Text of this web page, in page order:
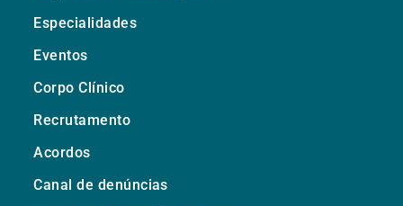
Especialidades
Eventos
Corpo Clínico
Recrutamento
Acordos
Canal de denúncias